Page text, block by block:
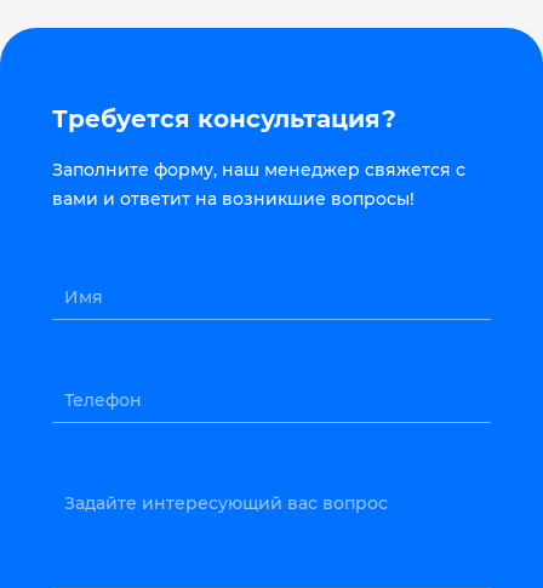
Требуется консультация?
Заполните форму, наш менеджер свяжется с
вами и ответит на возникшие вопросы!
Имя
Телефон
Задайте интересующий вас вопрос